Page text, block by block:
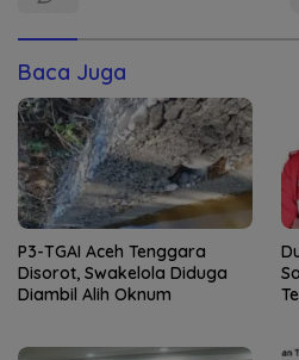
Baca Juga
P3-TGAI Aceh Tenggara
Disorot, Swakelola Diduga
Diambil Alih Oknum